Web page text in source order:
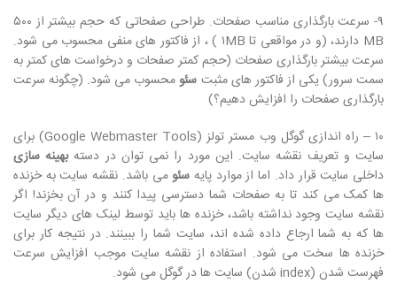
۹- سرعت بارگذاری مناسب صفحات. طراحی صفحاتی که حجم بیشتر از ۵۰۰
MB دارند، (و در مواقعی تا ۱MB ) ، از فاکتور های منفی محسوب می شود.
سرعت بیشتر بارگذاری صفحات (حجم کمتر صفحات و درخواست های کمتر به
سمت سرور) یکی از فاکتور های مثبت سئومحسوب می شود. (چگونه سرعت
بارگذاری صفحات را افزایش دهیم؟)
۱۰ – راه اندازی گوگل وب مستر تولز (Google Webmaster Tools) برای
سایت و تعریف نقشه سایت. این مورد را نمی توان در دستهبهینه سازی
داخلی سایت قرار داد. اما از موارد پایه سئومی باشد. نقشه سایت به خزنده
ها کمک می کند تا به صفحات شما دسترسی پیدا کنند و در آن بخزند! اگر
نقشه سایت وجود نداشته باشد، خزنده ها باید توسط لینک های دیگر سایت
ها که به شما ارجاع داده شده اند، سایت شما را ببینند. در نتیجه کار برای
خزنده ها سخت می شود. استفاده از نقشه سایت موجب افزایش سرعت
فهرست شدن (index شدن) سایت ها در گوگل می شود.